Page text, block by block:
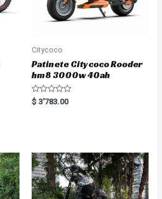
Citycoco
Patinete Citycoco Rooder
hm8 3000w 40ah
R
a
u
t
o
f
5
$ 3'783.00